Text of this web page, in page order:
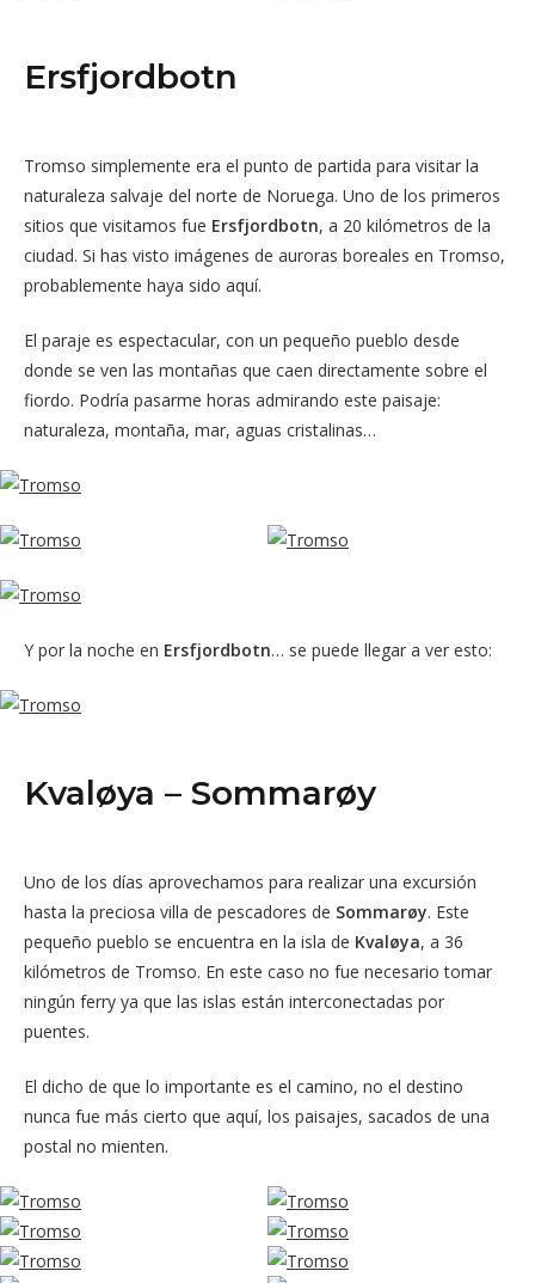
Ersfjordbotn
Tromso simplemente era el punto de partida para visitar la
naturaleza salvaje del norte de Noruega. Uno de los primeros
sitios que visitamos fue Ersfjordbotn, a 20 kilómetros de la
ciudad. Si has visto imágenes de auroras boreales en Tromso,
probablemente haya sido aquí.
El paraje es espectacular, con un pequeño pueblo desde
donde se ven las montañas que caen directamente sobre el
fiordo. Podría pasarme horas admirando este paisaje:
naturaleza, montaña, mar, aguas cristalinas…
Y por la noche en Ersfjordbotn… se puede llegar a ver esto:
Kvaløya – Sommarøy
Uno de los días aprovechamos para realizar una excursión
hasta la preciosa villa de pescadores de Sommarøy. Este
pequeño pueblo se encuentra en la isla de Kvaløya, a 36
kilómetros de Tromso. En este caso no fue necesario tomar
ningún ferry ya que las islas están interconectadas por
puentes.
El dicho de que lo importante es el camino, no el destino
nunca fue más cierto que aquí, los paisajes, sacados de una
postal no mienten.